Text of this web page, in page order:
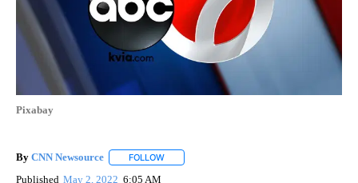
Pixabay
By CNN Newsource FOLLOW
Published May 2, 2022 6:05 AM